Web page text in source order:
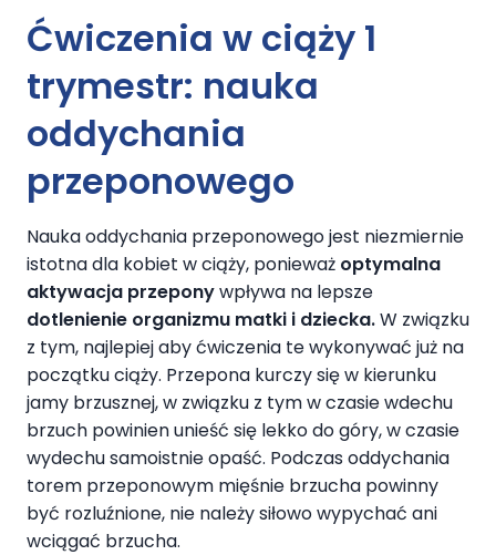
Ćwiczenia w ciąży 1
trymestr: nauka
oddychania
przeponowego
Nauka oddychania przeponowego jest niezmiernie
istotna dla kobiet w ciąży, ponieważ optymalna
aktywacja przeponywpływa na lepsze
dotlenienie organizmu matki i dziecka.W związku
z tym, najlepiej aby ćwiczenia te wykonywać już na
początku ciąży. Przepona kurczy się w kierunku
jamy brzusznej, w związku z tym w czasie wdechu
brzuch powinien unieść się lekko do góry, w czasie
wydechu samoistnie opaść. Podczas oddychania
torem przeponowym mięśnie brzucha powinny
być rozluźnione, nie należy siłowo wypychać ani
wciągać brzucha.